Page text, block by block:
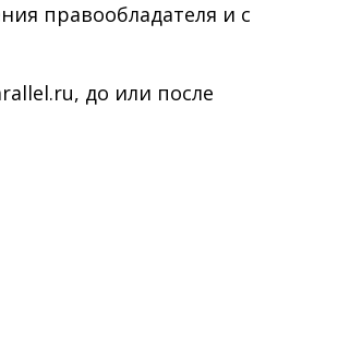
правообладателя и с
до или после